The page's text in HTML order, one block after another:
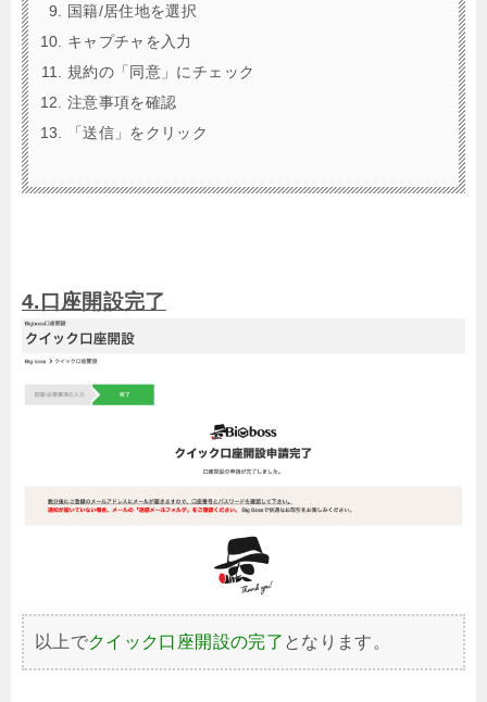
国籍/居住地を選択
キャプチャを入力
規約の「同意」にチェック
注意事項を確認
「送信」をクリック
4.口座開設完了
以上でクイック口座開設の完了 となります。